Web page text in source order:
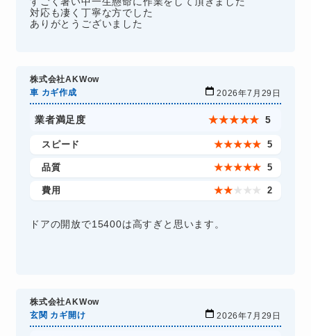
対応も凄く丁寧な方でした
ありがとうございました
株式会社AKWow
車 カギ作成
2026年7月29日
業者満足度 ★★★★★ 5
スピード ★★★★★ 5
品質 ★★★★★ 5
費用 ★★ ★ ★ ★ 2
ドアの開放で15400は高すぎと思います。
株式会社AKWow
玄関 カギ開け
2026年7月29日